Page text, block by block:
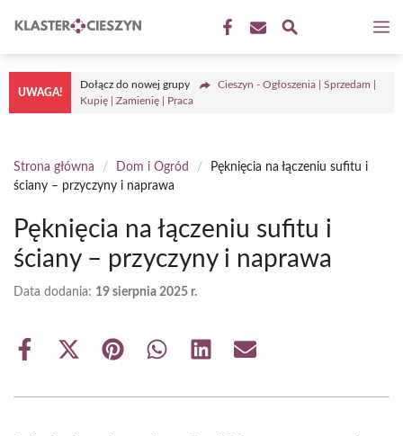
do
treści
UWAGA!
Dołącz do nowej grupy
Cieszyn - Ogłoszenia | Sprzedam |
Kupię | Zamienię | Praca
Strona główna / Dom i Ogród /
Pęknięcia na łączeniu sufitu i
ściany – przyczyny i naprawa
Pęknięcia na łączeniu sufitu i
ściany – przyczyny i naprawa
Data dodania: 19 sierpnia 2025 r.
Share
Share
(Twitter)
Share Share Share Share